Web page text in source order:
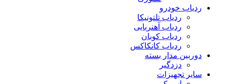
ردیاب خودرو
ردیاب تلتونیکا
ردیاب آهنربایی
ردیاب کوبان
ردیاب کانکاکس
دوربین مدار بسته
دزدگیر
سایر تجهیزات